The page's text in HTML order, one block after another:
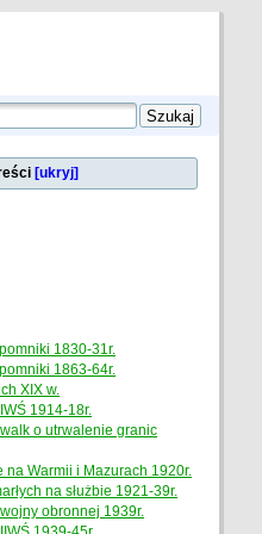
[ukryj]
1830-31r.
1863-64r.
XIX w.
1914-18r.
o utrwalenie granic
na Warmii i Mazurach 1920r.
na służbie 1921-39r.
obronnej 1939r.